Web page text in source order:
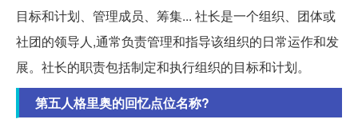
目标和计划、管理成员、筹集... 社长是一个组织、团体或
社团的领导人,通常负责管理和指导该组织的日常运作和发
展。社长的职责包括制定和执行组织的目标和计划。
第五人格里奥的回忆点位名称?